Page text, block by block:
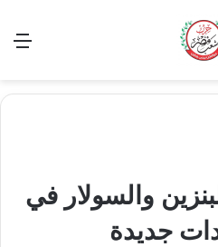
والسولار في
جديدة